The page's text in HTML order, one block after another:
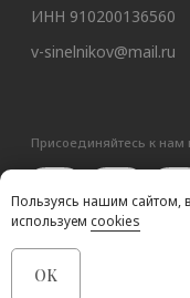
Пользуясь нашим сайтом,
используем cookies
OK